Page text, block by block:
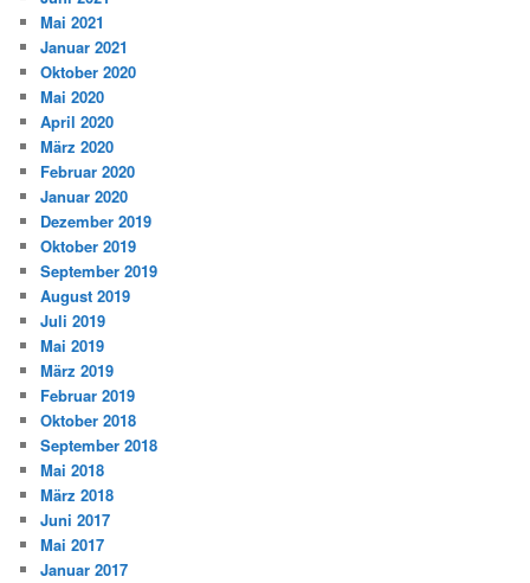
Mai 2021
Januar 2021
Oktober 2020
Mai 2020
April 2020
März 2020
Februar 2020
Januar 2020
Dezember 2019
Oktober 2019
September 2019
August 2019
Juli 2019
Mai 2019
März 2019
Februar 2019
Oktober 2018
September 2018
Mai 2018
März 2018
Juni 2017
Mai 2017
Januar 2017